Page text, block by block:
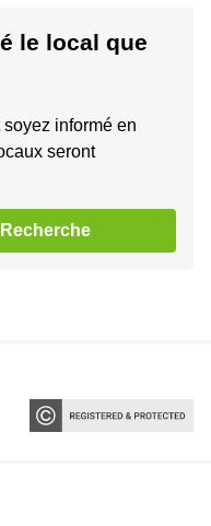
le local que
informé en
seront